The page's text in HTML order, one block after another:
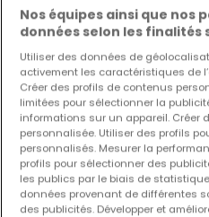
175 m² 3 2
Nos équipes ainsi que
données selon les finalités
Utiliser des données de
activement les caractéristiques de
Créer des profils de contenus
limitées pour sélectionner la
informations sur un appareil. Créer
personnalisée. Utiliser des profils
personnalisés. Mesurer la
profils pour sélectionner des
les publics par le biais de
données provenant de différentes
des publicités. Développer et